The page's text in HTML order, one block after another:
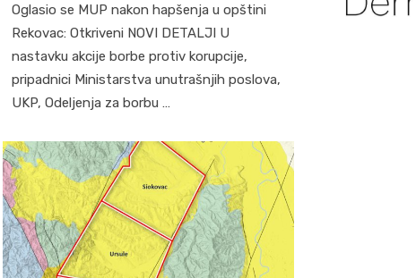
Oglasio se MUP nakon hapšenja u opštini
Rekovac: Otkriveni NOVI DETALJI U
nastavku akcije borbe protiv korupcije,
pripadnici Ministarstva unutrašnjih poslova,
UKP, Odeljenja za borbu …